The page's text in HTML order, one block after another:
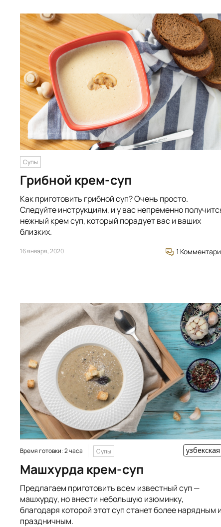
Супы
Грибной крем-суп
Как приготовить грибной суп? Очень просто.
Следуйте инструкциям, и у вас непременно
нежный крем суп, который порадует вас и ваших
близких.
16 января, 2020 1
Время готовки: 2 часа Супы узбекская
Машхурда крем-суп
Предлагаем приготовить всем известный суп —
машхурду, но внести небольшую изюминку,
благодаря которой этот суп станет более нарядным и
праздничным.